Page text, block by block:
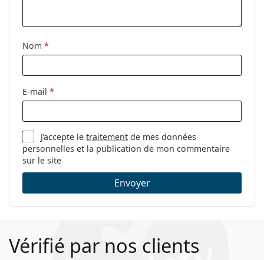
Étui:
Oui
Sexe:
Pour femmes
Catégorie:
Lunettes de vue
Marque:
Marc Jacobs
Code:
Nom *
E-mail *
J’accepte letraitement de mes données
personnelles et la publication de mon commentaire
sur le site
Envoyer
Vérifié par nos clients